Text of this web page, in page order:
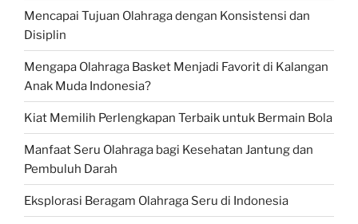
Mencapai Tujuan Olahraga dengan Konsistensi dan
Disiplin
Mengapa Olahraga Basket Menjadi Favorit di Kalangan
Anak Muda Indonesia?
Kiat Memilih Perlengkapan Terbaik untuk Bermain Bola
Manfaat Seru Olahraga bagi Kesehatan Jantung dan
Pembuluh Darah
Eksplorasi Beragam Olahraga Seru di Indonesia